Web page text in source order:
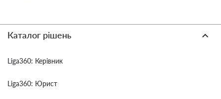
Каталог рішень
Liga360: Керівник
Liga360: Юрист